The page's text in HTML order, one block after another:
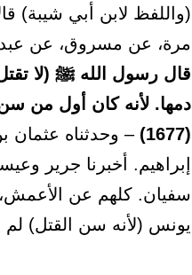
(واللفظ لابن أبي شيبة)
مرة، عن مسروق، عن
قال رسول الله ﷺ (لا
دمها. لأنه كان أول من
(1677)
– وحدثناه عثمان
إبراهيم. أخبرنا جرير
سفيان. كلهم عن
يونس (لأنه سن القتل) لم